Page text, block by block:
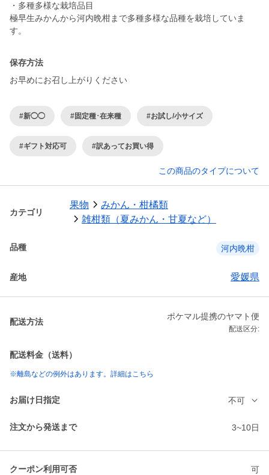
・多種多様な栽培品目
極早生みかんから河内晩柑まで多種多様な品種を栽培していま
保存方法
お早めにお召し上がりください
#新◯◯ #固定種･在来種 #お試し/小サイズ
#ギフト対応可 #訳あってお買い得
この商品のタイプについて
カテゴリ
果物
みかん・柑橘類
雑柑類（夏みかん・甘夏など）
品種 河内晩柑
産地 愛媛県
配送方法
ポケマル提携のヤマト便
配送区分:
配送料金（送料）
※離島などの例外はあります。詳細はこちら
お届け日指定 不可
注文から発送まで 3~10日
クーポン利用可否 可